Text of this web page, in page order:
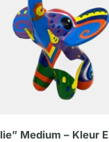
Medium – Kleur E